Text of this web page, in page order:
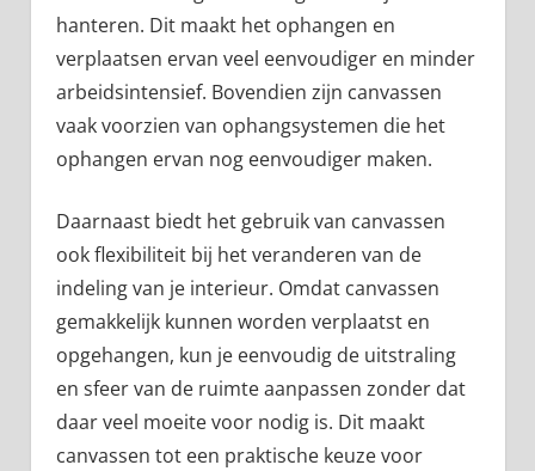
hanteren. Dit maakt het ophangen en
verplaatsen ervan veel eenvoudiger en minder
arbeidsintensief. Bovendien zijn canvassen
vaak voorzien van ophangsystemen die het
ophangen ervan nog eenvoudiger maken.
Daarnaast biedt het gebruik van canvassen
ook flexibiliteit bij het veranderen van de
indeling van je interieur. Omdat canvassen
gemakkelijk kunnen worden verplaatst en
opgehangen, kun je eenvoudig de uitstraling
en sfeer van de ruimte aanpassen zonder dat
daar veel moeite voor nodig is. Dit maakt
canvassen tot een praktische keuze voor